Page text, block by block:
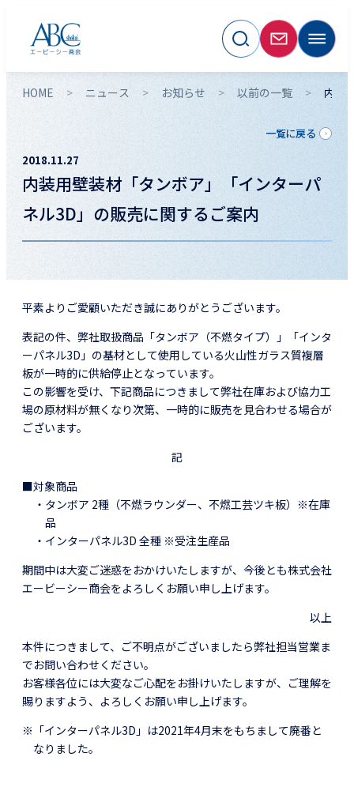
HOME ニュース お知らせ 以前の一覧 内装
2018.11.27
内装用壁装材「タンボア」「インターパ
ネル3D」の販売に関するご案内
一覧に戻る
平素よりご愛顧いただき誠にありがとうございます。
表記の件、弊社取扱商品「タンボア（不燃タイプ）」「インタ
ーパネル3D」の基材として使用している火山性ガラス質複層
板が一時的に供給停止となっています。
この影響を受け、下記商品につきまして弊社在庫および協力工
場の原材料が無くなり次第、一時的に販売を見合わせる場合が
ございます。
記
■対象商品
・タンボア 2種（不燃ラウンダー、不燃工芸ツキ板）※在庫
品
・インターパネル3D 全種 ※受注生産品
期間中は大変ご迷惑をおかけいたしますが、今後とも株式会社
エービーシー商会をよろしくお願い申し上げます。
以上
本件につきまして、ご不明点がございましたら弊社担当営業ま
でお問い合わせください。
お客様各位には大変なご心配をお掛けいたしますが、ご理解を
賜りますよう、よろしくお願い申し上げます。
※「インターパネル3D」は2021年4月末をもちまして廃番と
なりました。